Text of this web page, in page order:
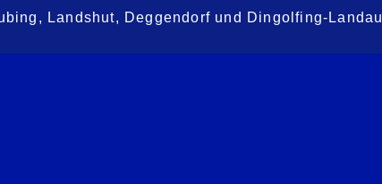
Landshut, Deggendorf und Dingolfing-Landau